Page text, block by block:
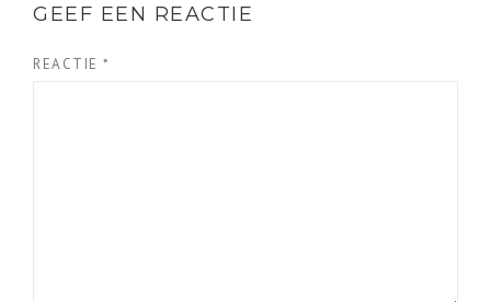
GEEF EEN REACTIE
REACTIE *